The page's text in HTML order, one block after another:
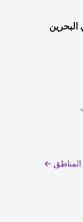
البحرين
←